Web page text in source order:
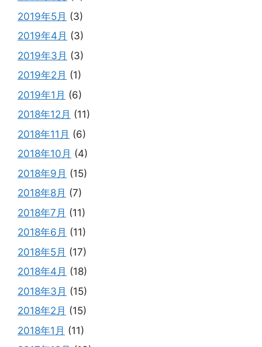
2019年5月 (3)
2019年4月 (3)
2019年3月 (3)
2019年2月 (1)
2019年1月 (6)
2018年12月 (11)
2018年11月 (6)
2018年10月 (4)
2018年9月 (15)
2018年8月 (7)
2018年7月 (11)
2018年6月 (11)
2018年5月 (17)
2018年4月 (18)
2018年3月 (15)
2018年2月 (15)
2018年1月 (11)